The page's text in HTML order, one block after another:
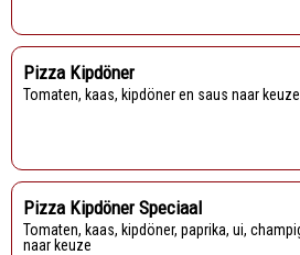
Pizza Kipdöner
Tomaten, kaas, kipdöner en saus naar keuze
Pizza Kipdöner Speciaal
Tomaten, kaas, kipdöner, paprika, ui, champignons en saus
naar keuze